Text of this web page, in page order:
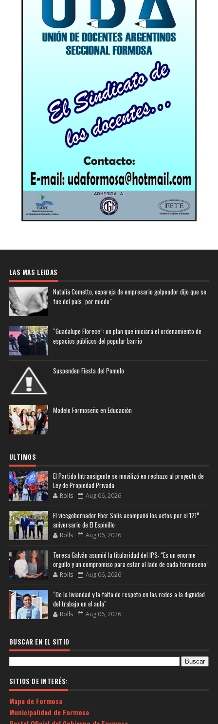
LAS MAS LEIDAS
Natalia Cometto, expareja de empresario golpeador dijo que se
fue del país "por miedo"
“Guadalupe Florece”: un plan que iniciará el ordenamiento de
espacios públicos del popular barrio
Suspenden Fiesta del Pomelo
Modelo Formoseño en Educación
ULTIMOS
El Partido Intransigente se movilizó en rechazo al proyecto de
Ley de Propiedad Privada
Rolls Aug 06, 2026
El vicegobernador Eber Solís acompañó los actos por el 121°
aniversario de El Espinillo
Rolls Aug 06, 2026
Teresa Galván asumió la titularidad del IPS: “Es un enorme
orgullo y un compromiso para estar al lado de cada formoseño”
Rolls Aug 06, 2026
“De la liviandad y la falta de respeto en las redes a la dignidad
del trabajo en el aula”
Rolls Aug 06, 2026
BUSCAR EN EL SITIO
SITIOS DE INTERÉS:
Mapa de Formosa
Municipalidad de Formosa